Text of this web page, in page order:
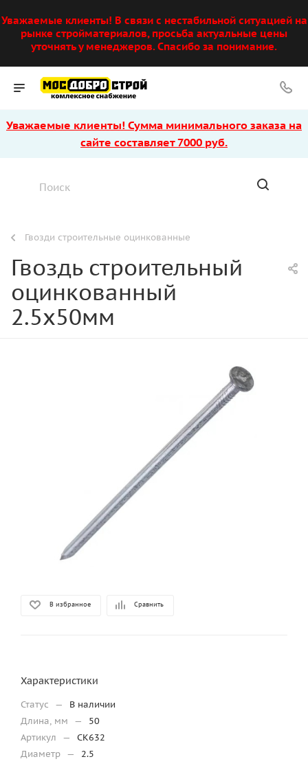
Уважаемые клиенты! В связи с нестабильной ситуацией на
рынке стройматериалов, просьба актуальные цены
уточнять у менеджеров. Спасибо за понимание.
Уважаемые клиенты! Сумма минимального заказа на
сайте составляет 7000 руб.
Гвозди строительные оцинкованные
Гвоздь строительный
оцинкованный
2.5х50мм
В избранное Сравнить
Характеристики
Статус —
В наличии
Длина, мм
—
50
Артикул
—
CK632
Диаметр — 2.5